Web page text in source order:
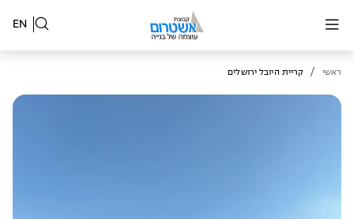
EN
ראשי / קריית היובל ירושלים